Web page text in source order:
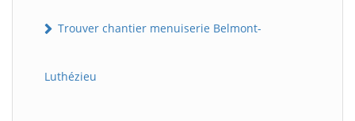
Trouver chantier menuiserie Belmont-
Luthézieu